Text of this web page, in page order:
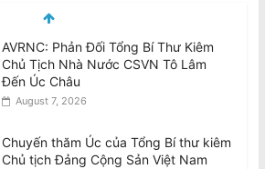
AVRNC: Phản Đối Tổng Bí Thư Kiêm
Chủ Tịch Nhà Nước CSVN Tô Lâm
Đến Úc Châu
August 7, 2026
Chuyến thăm Úc của Tổng Bí thư kiêm
Chủ tịch Đảng Cộng Sản Việt Nam